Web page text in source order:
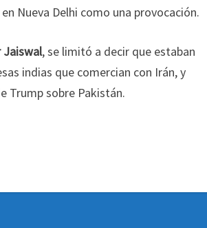
Nueva Delhi como una provocación.
Jaiswal, se limitó a decir que estaban
indias que comercian con Irán, y
Trump sobre Pakistán.